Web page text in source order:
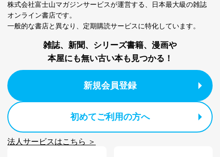
システムを最新の状態に保持しています。
個人データを取り扱う機器等にセキュリティ対策
ソフトウェア等を導入し、自動更新 機能等の活用
情報システムの使用に伴う漏洩等の防止
メール等により個人データの含まれるファイルを
送信する場合に、当該ファイルへのパスワードを
設定しています。
当社は、内部監査及びマネジメントレビューの機会を通
株式会社富士山マガジンサービスが運営する、
日本最大級の雑誌
オンライン書店です。
一般的な書店と異なり、 定期購読サービスに特化しています。
雑誌、新聞、シリーズ書籍、漫画や
本屋にも無い古い本も見つかる！
新規会員登録
初めてご利用の方へ
法人サービスはこちら ＞